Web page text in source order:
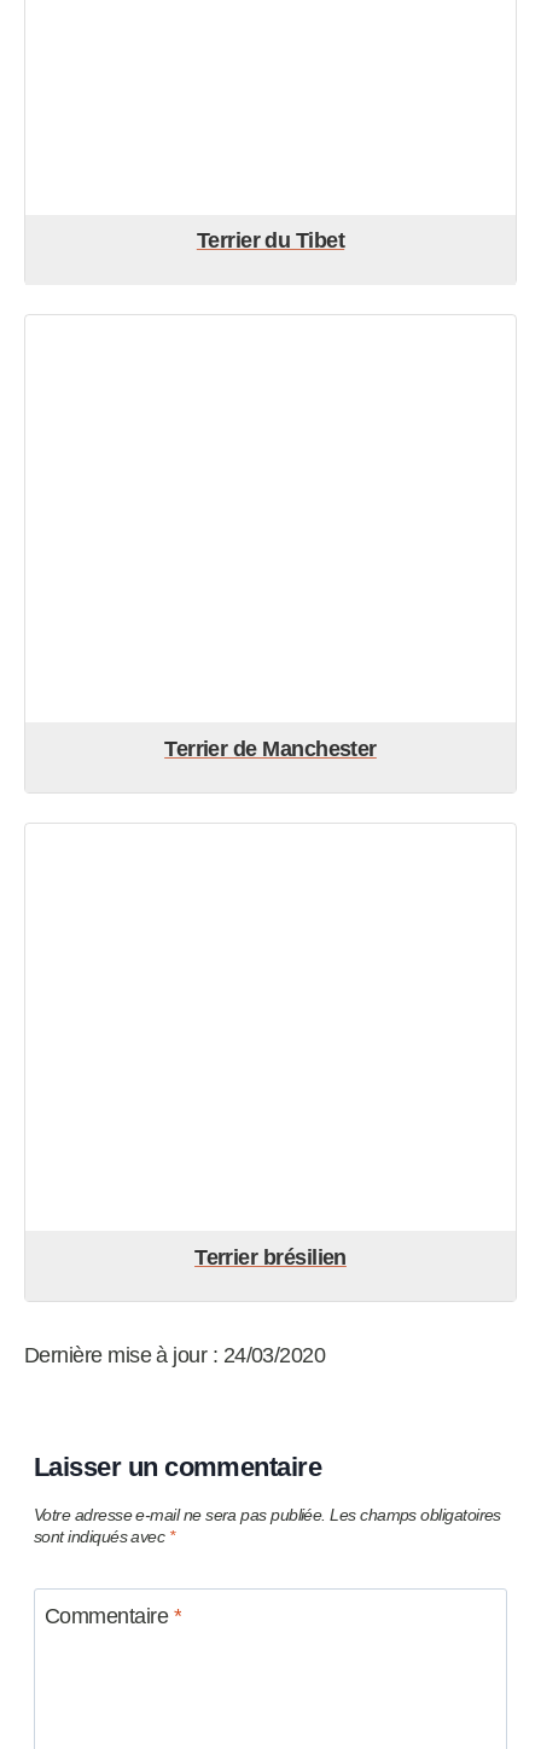
Terrier du Tibet
Terrier de Manchester
Terrier brésilien
Dernière mise à jour : 24/03/2020
Laisser un commentaire
Votre adresse e-mail ne sera pas publiée. Les champs obligatoires
sont indiqués avec *
Commentaire *